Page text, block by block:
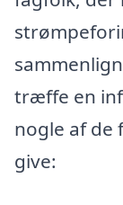
træffe en
nogle af de
give: